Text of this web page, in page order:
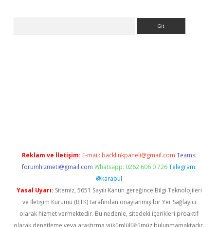
Reklam ve İletişim: E-mail: backlinkpaneli@gmail.com Teams:
forumhizmeti@gmail.com Whatsapp: 0262 606 0 726 Telegram:
@karabul
Yasal Uyarı: Sitemiz, 5651 Sayılı Kanun gereğince Bilgi Teknolojileri
ve İletişim Kurumu (BTK) tarafından onaylanmış bir Yer Sağlayıcı
olarak hizmet vermektedir. Bu nedenle, sitedeki içerikleri proaktif
olarak denetleme veya araştırma yükümlülüğümüz bulunmamaktadır.